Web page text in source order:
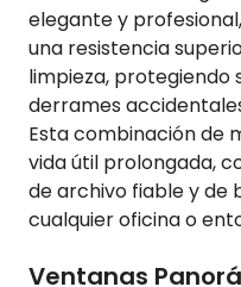
elegante y
una resistencia
limpieza, protegiendo
derrames
Esta combinación de
vida útil prolongada,
de archivo fiable y de
cualquier oficina o
Ventanas